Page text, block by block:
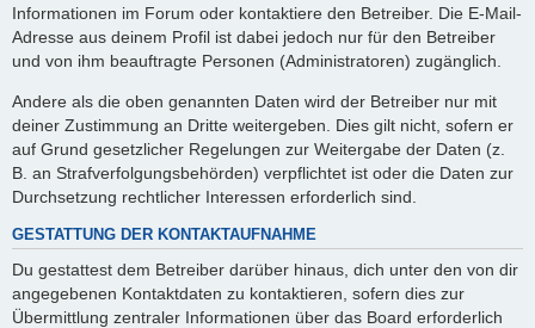
Informationen im Forum oder kontaktiere den Betreiber. Die E-Mail-
Adresse aus deinem Profil ist dabei jedoch nur für den Betreiber
und von ihm beauftragte Personen (Administratoren) zugänglich.
Andere als die oben genannten Daten wird der Betreiber nur mit
deiner Zustimmung an Dritte weitergeben. Dies gilt nicht, sofern er
auf Grund gesetzlicher Regelungen zur Weitergabe der Daten (z.
B. an Strafverfolgungsbehörden) verpflichtet ist oder die Daten zur
Durchsetzung rechtlicher Interessen erforderlich sind.
GESTATTUNG DER KONTAKTAUFNAHME
Du gestattest dem Betreiber darüber hinaus, dich unter den von dir
angegebenen Kontaktdaten zu kontaktieren, sofern dies zur
Übermittlung zentraler Informationen über das Board erforderlich